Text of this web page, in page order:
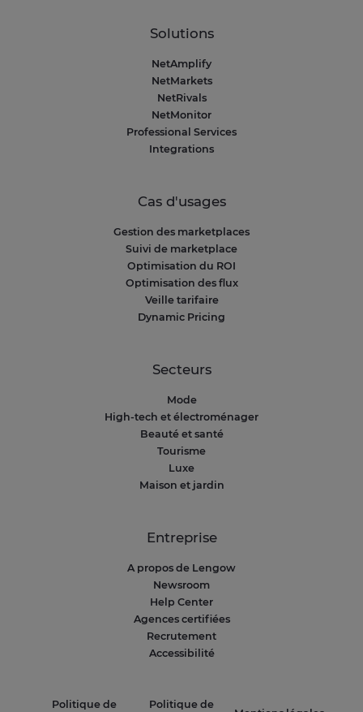
Solutions
NetAmplify
NetMarkets
NetRivals
NetMonitor
Professional Services
Integrations
Cas d'usages
Gestion des marketplaces
Suivi de marketplace
Optimisation du ROI
Optimisation des flux
Veille tarifaire
Dynamic Pricing
Secteurs
Mode
High-tech et électroménager
Beauté et santé
Tourisme
Luxe
Maison et jardin
Entreprise
A propos de Lengow
Newsroom
Help Center
Agences certifiées
Recrutement
Accessibilité
Politique de
Politique de